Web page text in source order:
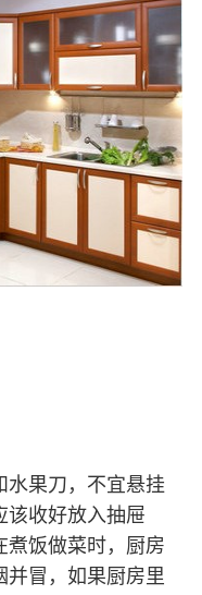
水果刀，不宜悬挂
该收好放入抽屉
煮饭做菜时，厨房
并冒，如果厨房里